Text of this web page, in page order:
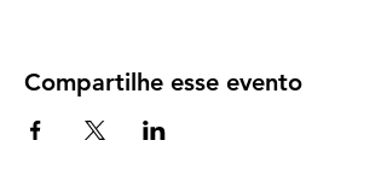
Compartilhe esse evento